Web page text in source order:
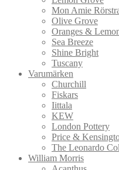
Mon Amie
Olive Grove
Oranges &
Sea Breeze
Shine Bright
Tuscany
Varumärken
Churchill
Fiskars
Iittala
KEW
London Pottery
Price &
The Leonardo
William Morris